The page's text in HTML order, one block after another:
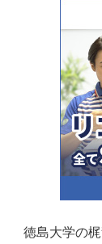
徳島大学の梶